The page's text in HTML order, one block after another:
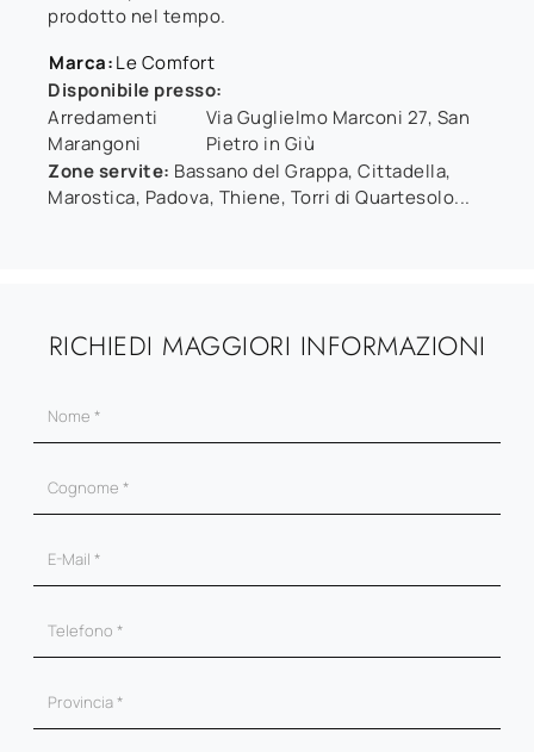
prodotto nel tempo.
Marca:Le Comfort
Disponibile presso:
Arredamenti
Marangoni
Via Guglielmo Marconi 27, San
Pietro in Giù
Zone servite: Bassano del Grappa, Cittadella,
Marostica, Padova, Thiene, Torri di Quartesolo...
RICHIEDI MAGGIORI INFORMAZIONI